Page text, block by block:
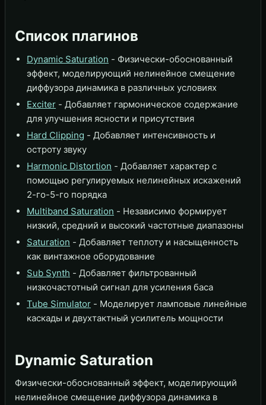
Список плагинов
Dynamic Saturation - Физически-обоснованный
эффект, моделирующий нелинейное смещение
диффузора динамика в различных условиях
Exciter - Добавляет гармоническое содержание
для улучшения ясности и присутствия
Hard Clipping - Добавляет интенсивность и
остроту звуку
Harmonic Distortion - Добавляет характер с
помощью регулируемых нелинейных искажений
2-го-5-го порядка
Multiband Saturation - Независимо формирует
низкий, средний и высокий частотные диапазоны
Saturation - Добавляет теплоту и насыщенность
как винтажное оборудование
Sub Synth - Добавляет фильтрованный
низкочастотный сигнал для усиления баса
Tube Simulator - Моделирует ламповые линейные
каскады и двухтактный усилитель мощности
Dynamic Saturation
Физически-обоснованный эффект, моделирующий
нелинейное смещение диффузора динамика в